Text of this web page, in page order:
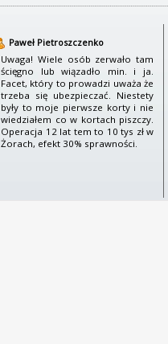
Paweł Pietroszczenko
Uwaga! Wiele osób zerwało tam
ścięgno lub wiązadło min. i ja.
Facet, który to prowadzi uważa że
trzeba się ubezpieczać. Niestety
były to moje pierwsze korty i nie
wiedziałem co w kortach piszczy.
Operacja 12 lat tem to 10 tys zł w
Żorach, efekt 30% sprawności.